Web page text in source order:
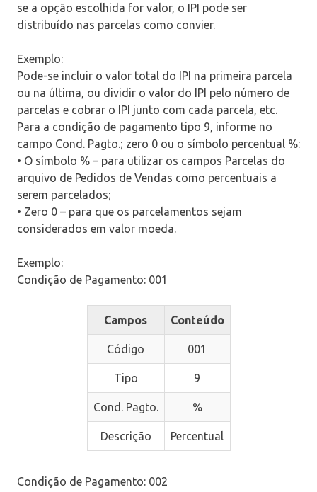
se a opção escolhida for valor, o IPI pode ser
distribuído nas parcelas como convier.
Exemplo:
Pode-se incluir o valor total do IPI na primeira parcela
ou na última, ou dividir o valor do IPI pelo número de
parcelas e cobrar o IPI junto com cada parcela, etc.
Para a condição de pagamento tipo 9, informe no
campo Cond. Pagto.; zero 0 ou o símbolo percentual %:
• O símbolo % – para utilizar os campos Parcelas do
arquivo de Pedidos de Vendas como percentuais a
serem parcelados;
• Zero 0 – para que os parcelamentos sejam
considerados em valor moeda.
Exemplo:
Condição de Pagamento: 001
Campos Conteúdo
Código 001
Tipo 9
Cond. Pagto. %
Descrição Percentual
Condição de Pagamento: 002